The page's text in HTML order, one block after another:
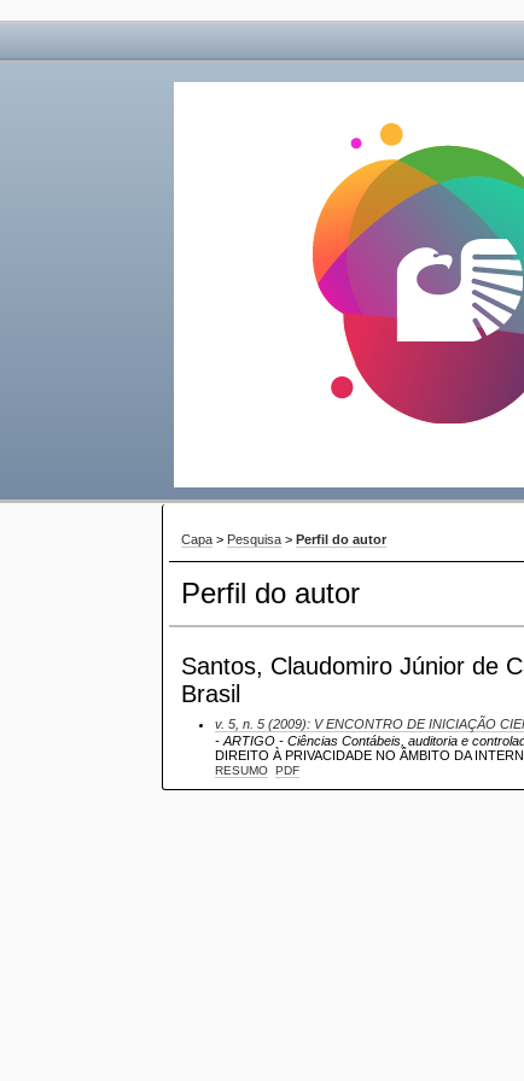
Capa > Pesquisa >Perfil do autor
Perfil do autor
Santos, Claudomiro Júnior de
Brasil
v. 5, n. 5 (2009): V ENCONTRO DE INICIAÇÃO
- ARTIGO - Ciências Contábeis, auditoria e
DIREITO À PRIVACIDADE NO ÂMBITO DA
RESUMO PDF